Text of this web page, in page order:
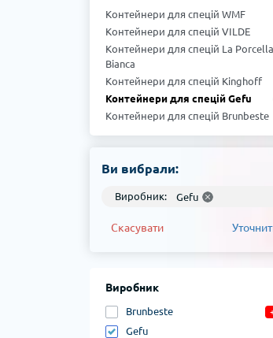
Контейнери для спецій WMF
Контейнери для спецій VILDE
Контейнери для спецій La
Bianca
Контейнери для спецій Kinghoff
Контейнери для спецій Gefu
Контейнери для спецій Brunbeste
Ви вибрали:
Виробник: Gefu
Скасувати
Виробник
Brunbeste
Gefu